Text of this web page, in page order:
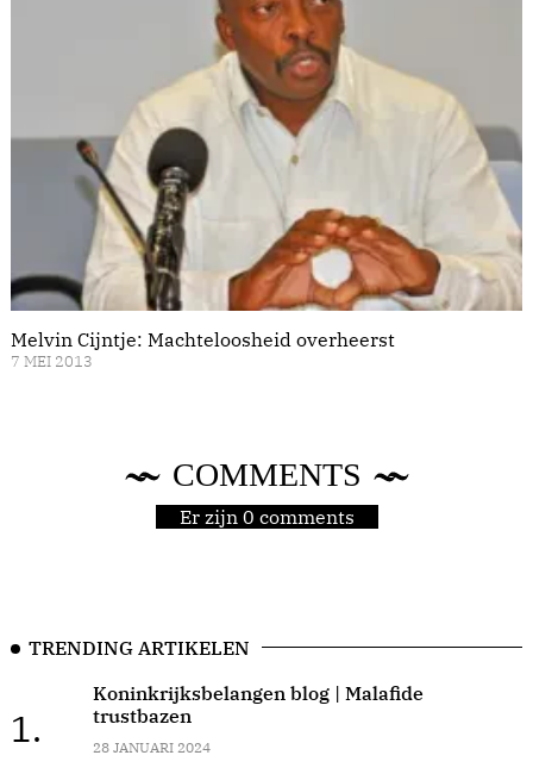
Melvin Cijntje: Machteloosheid overheerst
7 MEI 2013
COMMENTS
Er zijn 0 comments
TRENDING ARTIKELEN
1.
Koninkrijksbelangen blog | Malafide
trustbazen
28 JANUARI 2024